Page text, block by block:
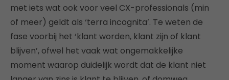
met iets wat ook voor veel CX-professionals (min
of meer) geldt als ‘terra incognita’. Te weten de
fase voorbij het ‘klant worden, klant zijn of klant
blijven’, ofwel het vaak wat ongemakkelijke
moment waarop duidelijk wordt dat de klant niet